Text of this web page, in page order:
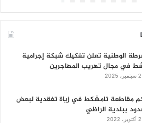
الوطنية تعلن تفكيك شبكة إجرامية
في مجال تهريب المهاجرين
2025
مقاطعة تامشكط في زياة تفقدية لبعض
ببلدية الراظي
2022